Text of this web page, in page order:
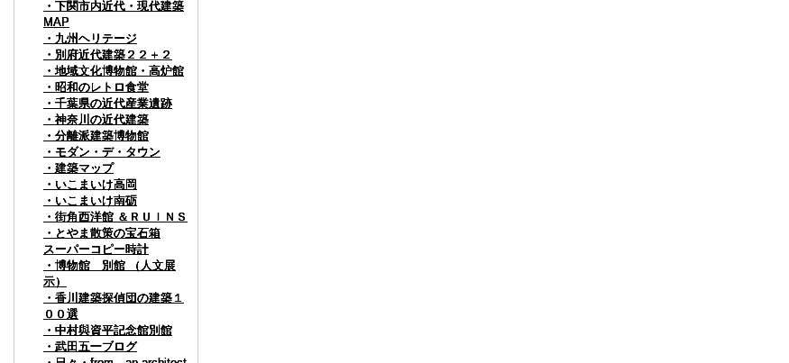
・下関市内近代・現代建築
MAP
・九州ヘリテージ
・別府近代建築２２＋２
・地域文化博物館・高炉館
・昭和のレトロ食堂
・千葉県の近代産業遺跡
・神奈川の近代建築
・分離派建築博物館
・モダン・デ・タウン
・建築マップ
・いこまいけ高岡
・いこまいけ南砺
・街角西洋館 ＆ＲＵＩＮＳ
・とやま散策の宝石箱
スーパーコピー時計
・博物館 別館 （人文展
示）
・香川建築探偵団の建築１
００選
・中村與資平記念館別館
・武田五一ブログ
・下関市内近代・現代建築
MAP
・九州ヘリテージ
・別府近代建築２２＋２
・地域文化博物館・高炉館
・昭和のレトロ食堂
・千葉県の近代産業遺跡
・神奈川の近代建築
・分離派建築博物館
・モダン・デ・タウン
・建築マップ
・いこまいけ高岡
・いこまいけ南砺
・街角西洋館 ＆ＲＵＩＮＳ
・とやま散策の宝石箱
スーパーコピー時計
・博物館 別館 （人文展
示）
・香川建築探偵団の建築１
００選
・中村與資平記念館別館
・武田五一ブログ
・下関市内近代・現代建築
MAP
・九州ヘリテージ
・別府近代建築２２＋２
・地域文化博物館・高炉館
・昭和のレトロ食堂
・千葉県の近代産業遺跡
・神奈川の近代建築
・分離派建築博物館
・モダン・デ・タウン
・建築マップ
・いこまいけ高岡
・いこまいけ南砺
・街角西洋館 ＆ＲＵＩＮＳ
・とやま散策の宝石箱
スーパーコピー時計
・博物館 別館 （人文展
示）
・香川建築探偵団の建築１
００選
・中村與資平記念館別館
・武田五一ブログ
・下関市内近代・現代建築
MAP
・九州ヘリテージ
・別府近代建築２２＋２
・地域文化博物館・高炉館
・昭和のレトロ食堂
・千葉県の近代産業遺跡
・神奈川の近代建築
・分離派建築博物館
・モダン・デ・タウン
・建築マップ
・いこまいけ高岡
・いこまいけ南砺
・街角西洋館 ＆ＲＵＩＮＳ
・とやま散策の宝石箱
スーパーコピー時計
・博物館 別館 （人文展
示）
・香川建築探偵団の建築１
００選
・中村與資平記念館別館
・武田五一ブログ